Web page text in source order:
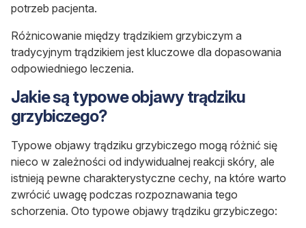
potrzeb pacjenta.
Różnicowanie między trądzikiem grzybiczym a
tradycyjnym trądzikiem jest kluczowe dla dopasowania
odpowiedniego leczenia.
Jakie są typowe objawy trądziku
grzybiczego?
Typowe objawy trądziku grzybiczego mogą różnić się
nieco w zależności od indywidualnej reakcji skóry, ale
istnieją pewne charakterystyczne cechy, na które warto
zwrócić uwagę podczas rozpoznawania tego
schorzenia. Oto typowe objawy trądziku grzybiczego: